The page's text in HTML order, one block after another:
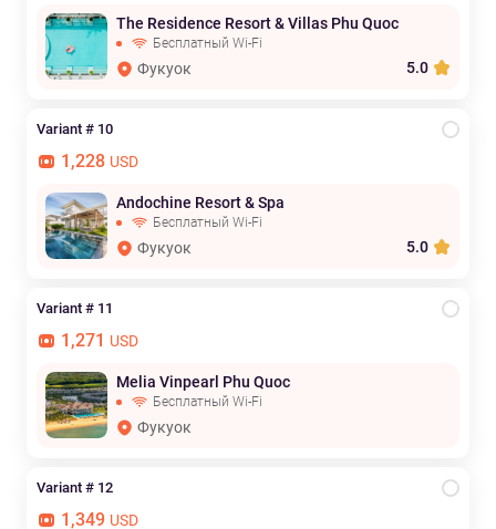
The Residence Resort & Villas Phu Quoc
Бесплатный Wi-Fi
Фукуок 5.0
Variant # 10
1,228 USD
Andochine Resort & Spa
Бесплатный Wi-Fi
Фукуок 5.0
Variant # 11
1,271 USD
Melia Vinpearl Phu Quoc
Бесплатный Wi-Fi
Фукуок
Variant # 12
1,349 USD